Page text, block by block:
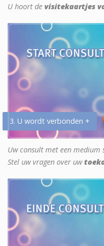
U hoort de visitekaartjes
3. U wordt verbonden +
Uw consult met een medium
Stel uw vragen over uw